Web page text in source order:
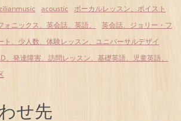
acoustic
ボーカルレッスン、ボイスト
ニックス、英会話、英語、
英会話、ジョリー・フ
ト、少人数、体験レッスン、ユニバーサルデザイ
、発達障害、訪問レッスン、基礎英語、児童英語、
せ先